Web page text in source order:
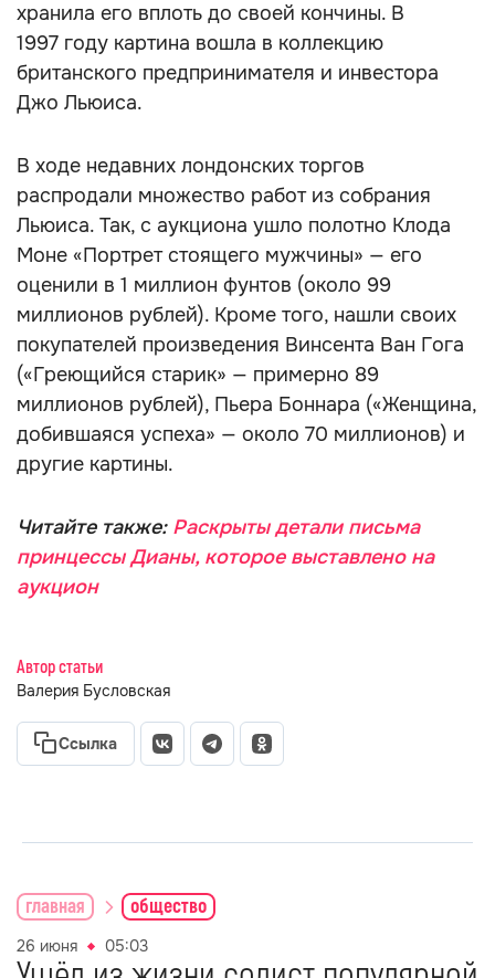
хранила его вплоть до своей кончины. В
1997 году картина вошла в коллекцию
британского предпринимателя и инвестора
Джо Льюиса.
В ходе недавних лондонских торгов
распродали множество работ из собрания
Льюиса. Так, с аукциона ушло полотно Клода
Моне «Портрет стоящего мужчины» — его
оценили в 1 миллион фунтов (около 99
миллионов рублей). Кроме того, нашли своих
покупателей произведения Винсента Ван Гога
(«Греющийся старик» — примерно 89
миллионов рублей), Пьера Боннара («Женщина,
добившаяся успеха» — около 70 миллионов) и
другие картины.
Читайте также:Раскрыты детали письма
принцессы Дианы, которое выставлено на
аукцион
Автор статьи
Валерия Бусловская
Ссылка
главная общество
26 июня 05:03